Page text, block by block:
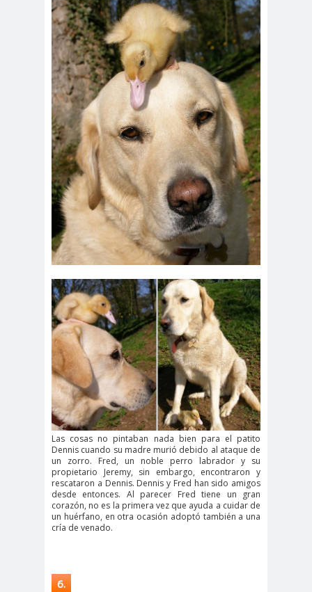
Las cosas no pintaban nada bien para el patito
Dennis cuando su madre murió debido al ataque de
un zorro. Fred, un noble perro labrador y su
propietario Jeremy, sin embargo, encontraron y
rescataron a Dennis. Dennis y Fred han sido amigos
desde entonces. Al parecer Fred tiene un gran
corazón, no es la primera vez que ayuda a cuidar de
un huérfano, en otra ocasión adoptó también a una
cría de venado.
6.